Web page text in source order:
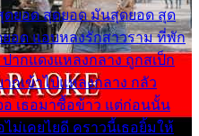
ดยอด สุดยอด มันสุดยอด สุด
อด แอบหลงรักสาวราม ที่พัก
ากแดงแหลงกลาง ถูกสเป็ก
กเข้าไปแหลงกลาง กลัว
อ เธอมาซื้อข้าว แต่ก่อนนั้น
ไม่เคยไยดี คราวนี้เธอยิ้มให้